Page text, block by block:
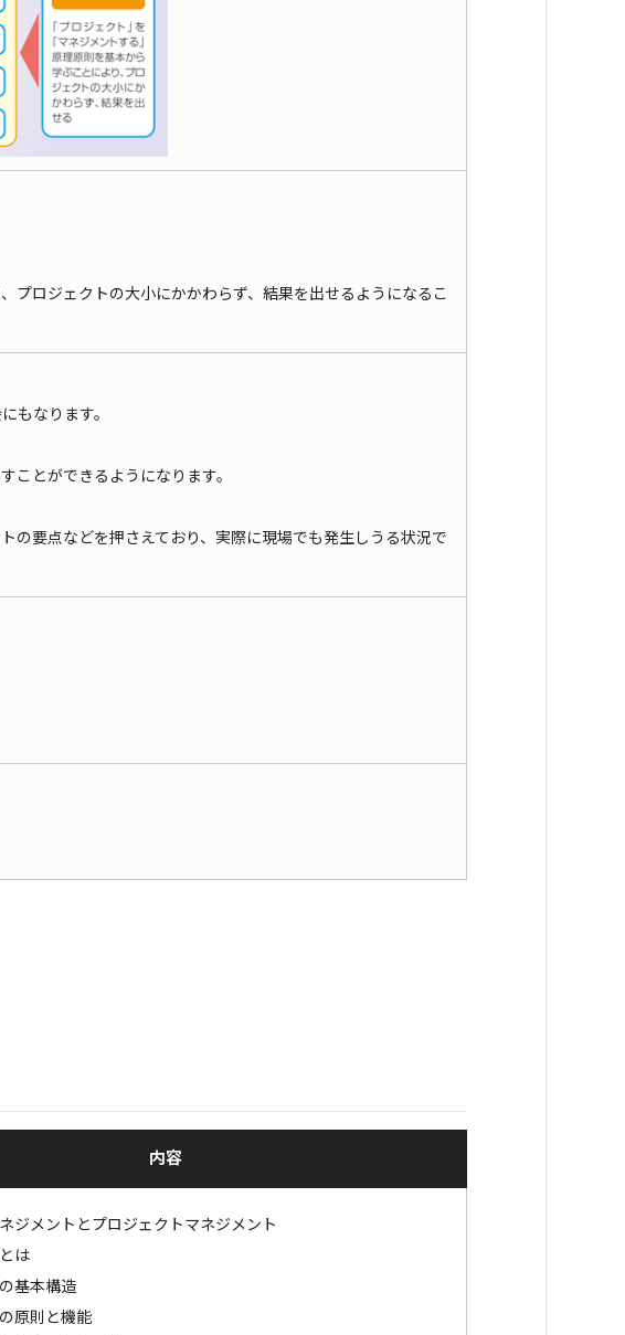
プロジェクトの大小にかかわらず、結果を出せるようになるこ
もなります。
ことができるようになります。
の要点などを押さえており、実際に現場でも発生しうる状況で
内容
ジメントとプロジェクトマネジメント
は
基本構造
原則と機能